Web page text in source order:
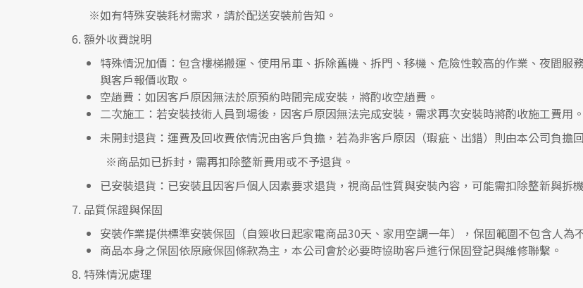
※如有特殊安裝耗材需求，請於配送安裝前告知。
6. 額外收費說明
特殊情況加價 ：包含樓梯搬運、使用吊車、拆除舊機、拆門、移機、危險性較高的作業、夜間
與客戶報價收取。
空趟費 ：如因客戶原因無法於原預約時間完成安裝，將酌收空趟費。
二次施工 ：若安裝技術人員到場後，因客戶原因無法完成安裝，需求再次安裝時將酌收施工費用。
未開封退貨 ：運費及回收費依情況由客戶負擔，若為非客戶原因（瑕疵、出錯）則由本公司負擔
※商品如已拆封，需再扣除整新費用或不予退貨。
已安裝退貨 ：已安裝且因客戶個人因素要求退貨，視商品性質與安裝內容，可能需扣除整新與拆
7. 品質保證與保固
安裝作業提供標準安裝保固（自簽收日起家電商品30天、家用空調一年），保固範圍不包含人為
商品本身之保固依原廠保固條款為主，本公司會於必要時協助客戶進行保固登記與維修聯繫。
8. 特殊情況處理